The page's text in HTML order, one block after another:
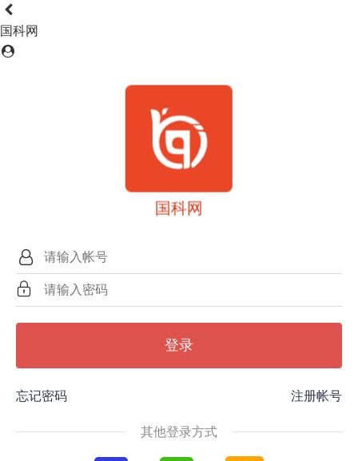
国科网
国科网
登录
忘记密码 注册帐号
其他登录方式